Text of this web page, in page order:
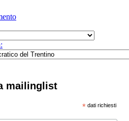
mailinglist
* dati richiesti